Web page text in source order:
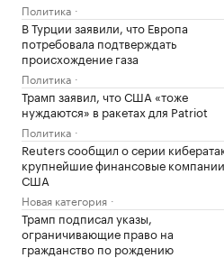
Политика
В Турции заявили, что Европа
потребовала подтверждать
происхождение газа
Политика
Трамп заявил, что США «тоже
нуждаются» в ракетах для Patriot
Политика
Reuters сообщил о серии
крупнейшие финансовые компании
США
Новая категория
Трамп подписал указы,
ограничивающие право на
гражданство по рождению